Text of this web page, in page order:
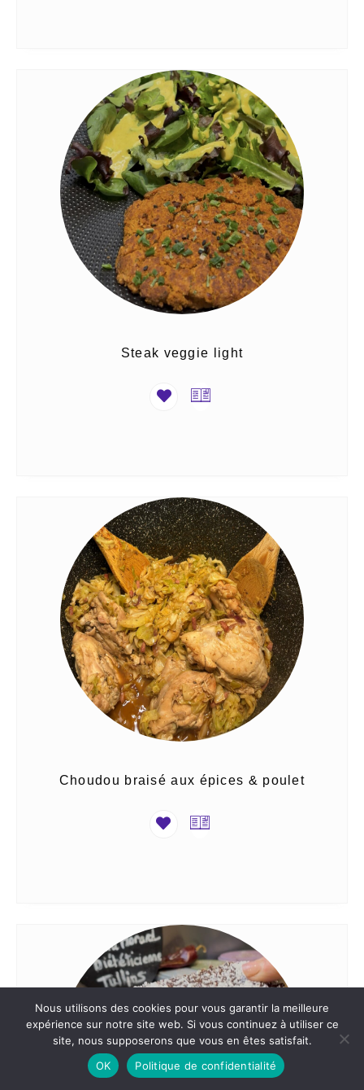
Steak veggie light
Choudou braisé aux épices & poulet
Nous utilisons des cookies pour vous garantir la meilleure
expérience sur notre site web. Si vous continuez à utiliser ce
site, nous supposerons que vous en êtes satisfait.
OK
Politique de confidentialité